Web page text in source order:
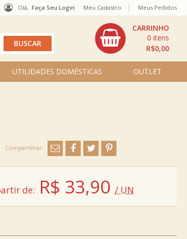
Olá, Faça Seu Login Meu Cadastro Meus Pedidos
UTILIDADES DOMÉSTICAS OUTLET
R$0,00
0
de: R$ 33,90 / UN